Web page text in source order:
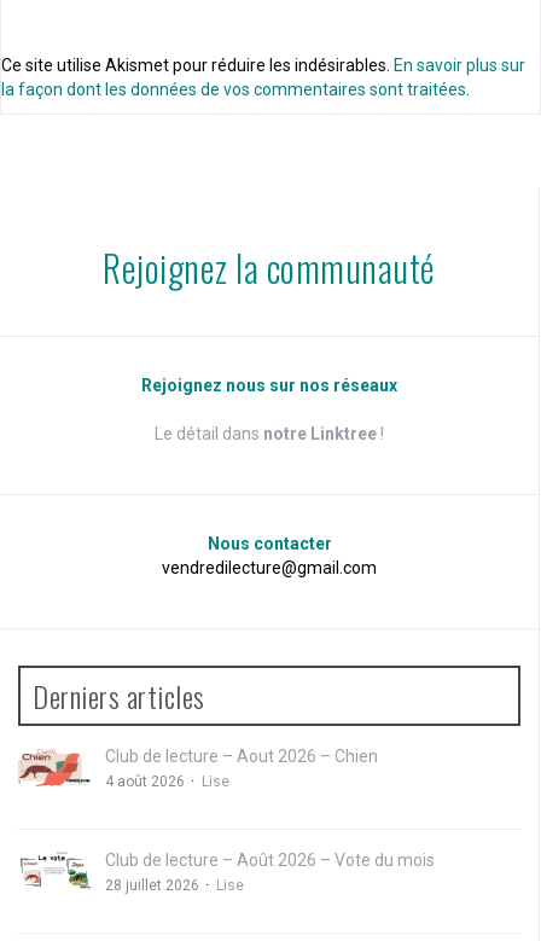
Ce site utilise Akismet pour réduire les indésirables. En savoir plus sur
la façon dont les données de vos commentaires sont traitées
Rejoignez la communauté
Rejoignez nous sur nos réseaux
Le détail dans notre Linktree !
Nous contacter
vendredilecture@gmail.com
Derniers articles
Club de lecture – Aout 2026 – Chien
4 août 2026 Lise
Club de lecture – Août 2026 – Vote du mois
28 juillet 2026 Lise